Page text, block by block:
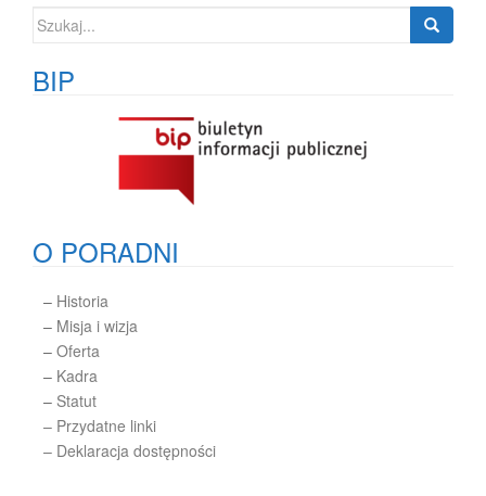
Szukaj:
BIP
O PORADNI
– Historia
– Misja i wizja
– Oferta
– Kadra
– Statut
– Przydatne linki
– Deklaracja dostępności